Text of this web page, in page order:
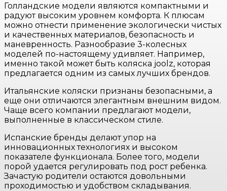
Голландские модели являются компактными и
радуют высоким уровнем комфорта. К плюсам
можно отнести применение экологически чистых
и качественных материалов, безопасность и
маневренность. Разнообразие 3-колесных
моделей по-настоящему удивляет. Например,
именно такой может быть коляска joolz, которая
предлагается одним из самых лучших брендов.
Итальянские коляски признаны безопасными, а
еще они отличаются элегантным внешним видом.
Чаще всего компании предлагают модели,
выполненные в классическом стиле.
Испанские бренды делают упор на
инновационных технологиях и высоком
показателе функционала. Более того, модели
порой удается регулировать под рост ребенка.
Зачастую родители остаются довольными
проходимостью и удобством складывания.